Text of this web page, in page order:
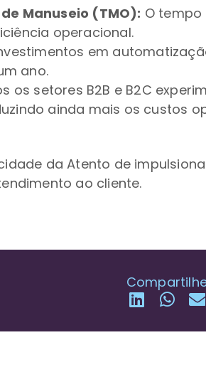
Manuseio (TMO): O tempo
operacional.
em
ano.
os setores B2B e B2C
ainda mais os custos
da Atento de
ao cliente.